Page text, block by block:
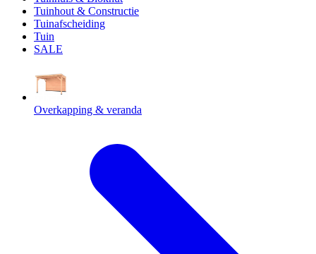
Tuinhout & Constructie
Tuinafscheiding
Tuin
SALE
Overkapping & veranda